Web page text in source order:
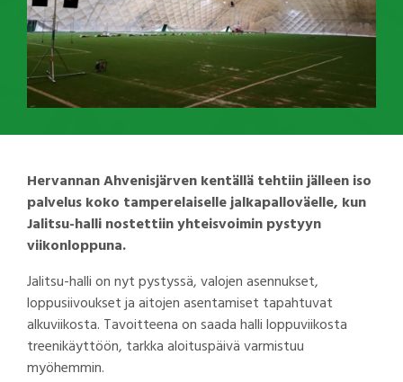
Hervannan Ahvenisjärven kentällä tehtiin jälleen iso
palvelus koko tamperelaiselle jalkapalloväelle, kun
Jalitsu-halli nostettiin yhteisvoimin pystyyn
viikonloppuna.
Jalitsu-halli on nyt pystyssä, valojen asennukset,
loppusiivoukset ja aitojen asentamiset tapahtuvat
alkuviikosta. Tavoitteena on saada halli loppuviikosta
treenikäyttöön, tarkka aloituspäivä varmistuu
myöhemmin.